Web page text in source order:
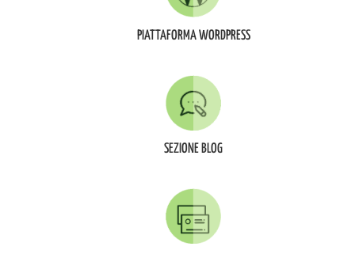
PIATTAFORMA WORDPRESS
SEZIONE BLOG